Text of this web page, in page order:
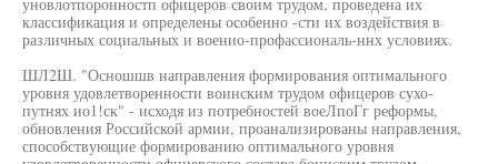
классификация и определены особенно -сти их воздействия в
различных социальных и военио-профассиональ-ннх условиях.
ШЛ2Ш. "Осношшв направления формирования оптимального
уровня удовлетворенности воинским трудом офицеров сухо-
путнях ио1!ск" - исходя из потребностей воеЛпоГг реформы,
обновления Российской армии, проанализированы направления,
способствующие формированию оптимального уровня